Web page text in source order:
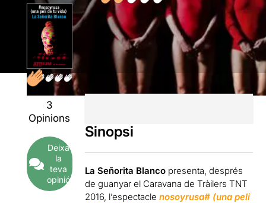
3
Opinions
Deixa
la
teva
opinió
Sinopsi
La Señorita Blanco presenta, després
de guanyar el Caravana de Tràilers TNT
2016, l’espectaclenosoyrusa# (una peli